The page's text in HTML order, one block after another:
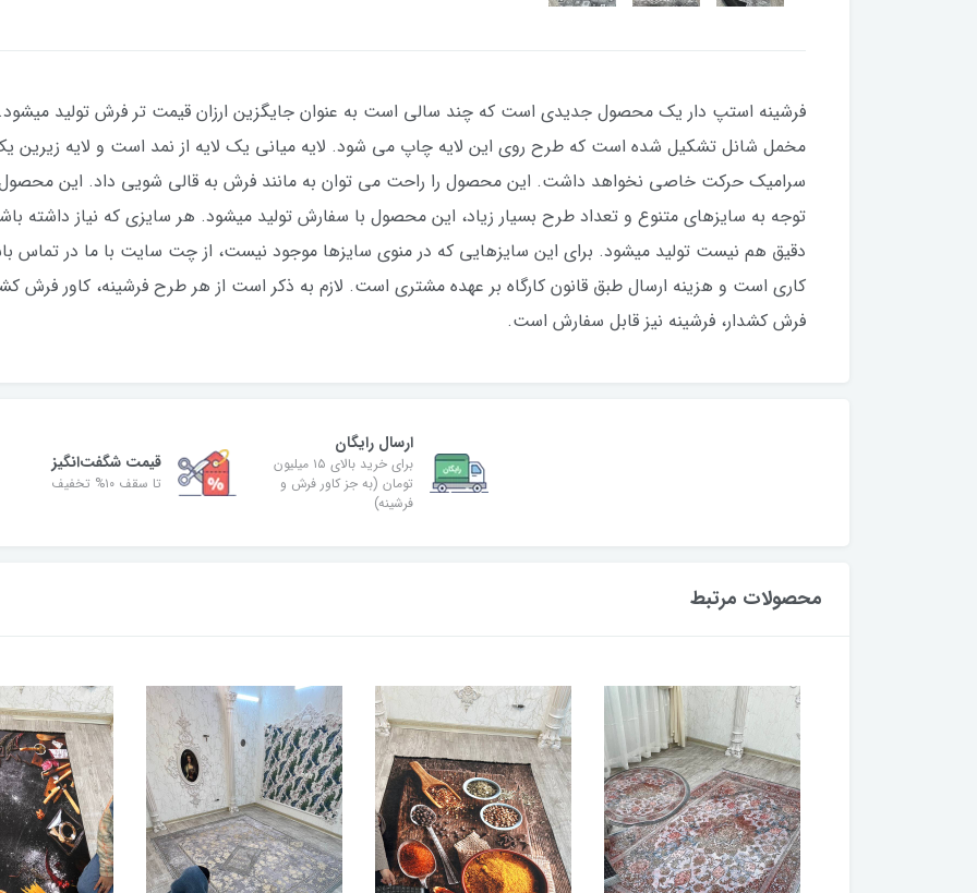
فرشینه استپ دار یک محصول جدیدی است که چند سالی است به عنوان جایگزین ارزان قیمت تر فرش تولید
مخمل شانل تشکیل شده است که طرح روی این لایه چاپ می شود. لایه میانی یک لایه از نمد است و لایه زیرین
کاری است و هزینه ارسال طبق قانون کارگاه بر عهده مشتری است. لازم به ذکر است از هر طرح فرشینه، کاور فرش
فرش کشدار، فرشینه نیز قابل‌ سفارش است.
ارسال رایگان
برای خرید بالای ۱۵ میلیون
تومان (به جز کاور فرش و
فرشینه)
قیمت شگفت‌انگیز
تا سقف ۱۰% تخفیف
محصولات مرتبط